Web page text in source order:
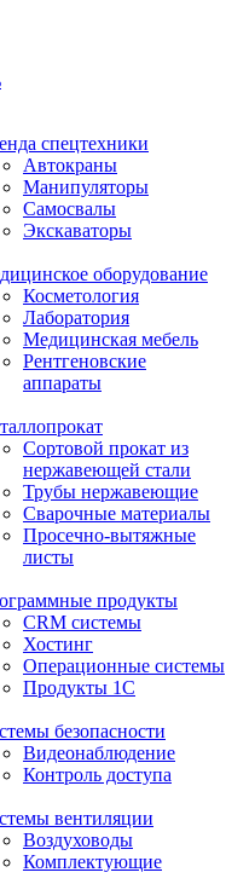
спецтехники
Автокраны
Манипуляторы
Самосвалы
Экскаваторы
оборудование
Косметология
Лаборатория
Медицинская мебель
Рентгеновские
аппараты
Сортовой прокат из
нержавеющей стали
Трубы нержавеющие
Сварочные материалы
Просечно-вытяжные
листы
продукты
CRM системы
Хостинг
Операционные системы
Продукты 1С
безопасности
Видеонаблюдение
Контроль доступа
вентиляции
Воздуховоды
Комплектующие